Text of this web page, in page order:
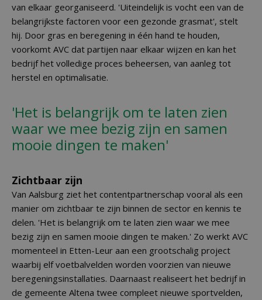
van elkaar georganiseerd. 'Uiteindelijk is vocht een van de
belangrijkste factoren voor een gezonde grasmat', stelt
hij. Door gras en beregening in één hand te houden,
voorkomt AVC dat partijen naar elkaar wijzen en kan het
bedrijf het volledige proces beheersen, van aanleg tot
herstel en optimalisatie.
'Het is belangrijk om te laten zien
waar we mee bezig zijn en samen
mooie dingen te maken'
Zichtbaar zijn
Van Aalsburg ziet het contentpartnerschap vooral als een
manier om zichtbaar te zijn binnen de sector en kennis te
delen. 'Het is belangrijk om te laten zien waar we mee
bezig zijn en samen mooie dingen te maken.' Zo werkt AVC
momenteel in Etten-Leur aan een grootschalig project
waarbij elf voetbalvelden worden voorzien van nieuwe
beregeningsinstallaties. Daarnaast realiseert het bedrijf in
de gemeente Altena twee compleet nieuwe sportvelden,